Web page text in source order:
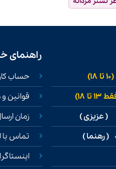
( عزیزی )
( رهنما )
راهنمای
حساب
قوانین
زمان
تماس با